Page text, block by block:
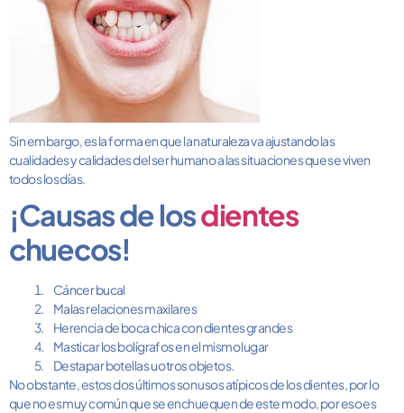
Sin embargo, es la forma en que lanaturalezava ajustando las
cualidades y calidades del ser humano a las situaciones que se viven
todos los días.
¡Causas de losdientes
chuecos!
Cáncer bucal
Malas relaciones maxilares
Herencia de boca chica con dientes grandes
Masticar los bolígrafos en el mismo lugar
Destapar botellas u otros objetos.
No obstante, estos dos últimos son usos atípicos de losdientes, por lo
que no es muy común que se enchuequen de este modo, por eso es